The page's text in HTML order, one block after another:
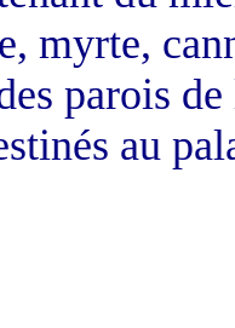
myrte,
parois
au